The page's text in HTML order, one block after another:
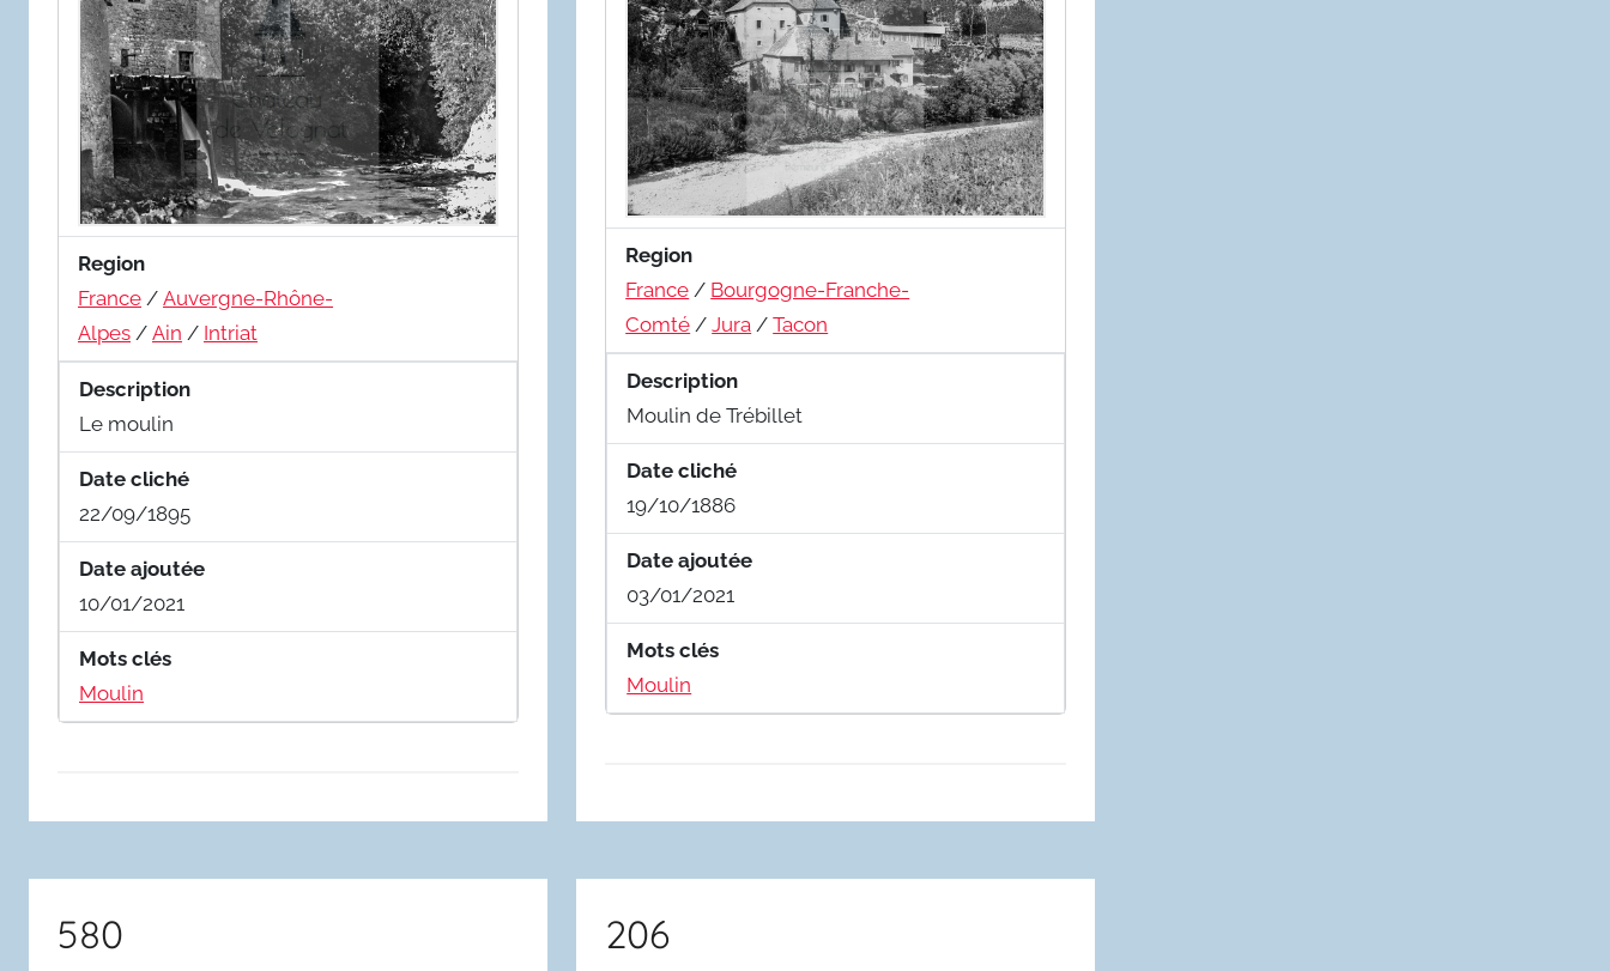
Region
France / Auvergne-Rhône-
Alpes / Ain / Intriat
Description
Le moulin
Date cliché
22/09/1895
Date ajoutée
10/01/2021
Mots clés
Moulin
Region
France / Bourgogne-Franche-
Comté /Jura /Tacon
Description
Moulin de Trébillet
Date cliché
19/10/1886
Date ajoutée
03/01/2021
Mots clés
Moulin
580 206